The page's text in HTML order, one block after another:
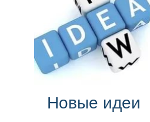
Новые идеи